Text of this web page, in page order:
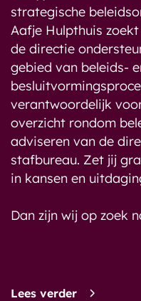
strategische
Aafje Hulpthuis
de directie
gebied van beleids-
verantwoordelijk
overzicht rondom
adviseren van de
stafbureau. Zet jij
in kansen en
Dan zijn wij op zoek
Lees verder